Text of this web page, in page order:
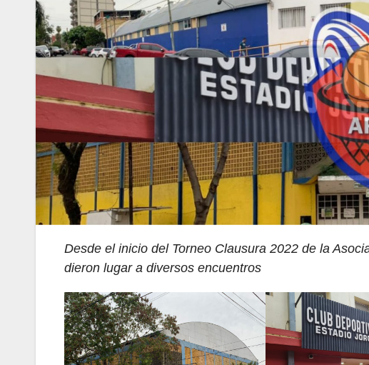
Desde el inicio del Torneo Clausura 2022 de la
dieron lugar a diversos encuentros